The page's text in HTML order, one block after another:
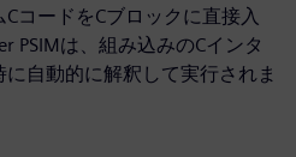
コードをCブロックに直接入
PSIMは、組み込みのCインタ
自動的に解釈して実行されま